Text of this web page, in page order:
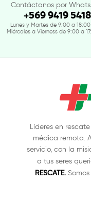
Contáctanos por
+569 9419 5418
Lunes y Martes de 9:00 a
Miércoles a Vierness de 9:00 a
Líderes en
médica remota.
servicio, con la
a tus seres
RESCATE.